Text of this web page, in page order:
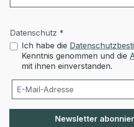
Datenschutz *
Ich habe die
Kenntnis genommen und die
mit ihnen einverstanden.
Newsletter